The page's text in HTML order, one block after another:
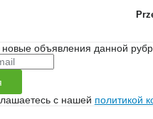
объявления данной
с нашей политикой